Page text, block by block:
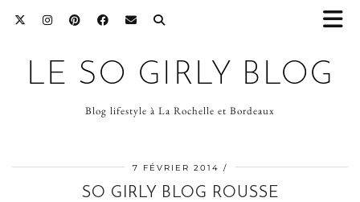
LE SO GIRLY BLOG
Blog lifestyle à La Rochelle et Bordeaux
7 FÉVRIER 2014
SO GIRLY BLOG ROUSSE